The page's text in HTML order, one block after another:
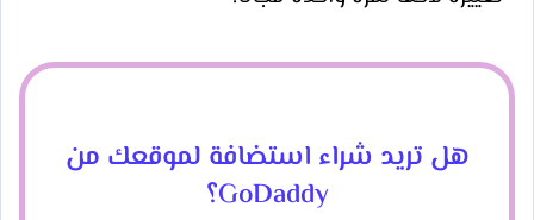
هل تريد شراء استضافة لموقعك من
GoDaddy؟